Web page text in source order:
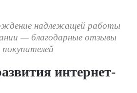
надлежащей работы
— благодарные отзывы
покупателей
интернет-